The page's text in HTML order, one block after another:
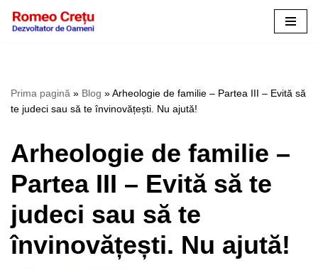
Prima pagină » Blog »Arheologie de familie – Partea III – Evită să
te judeci sau să te învinovățești. Nu ajută!
Arheologie de familie –
Partea III – Evită să te
judeci sau să te
învinovățești. Nu ajută!